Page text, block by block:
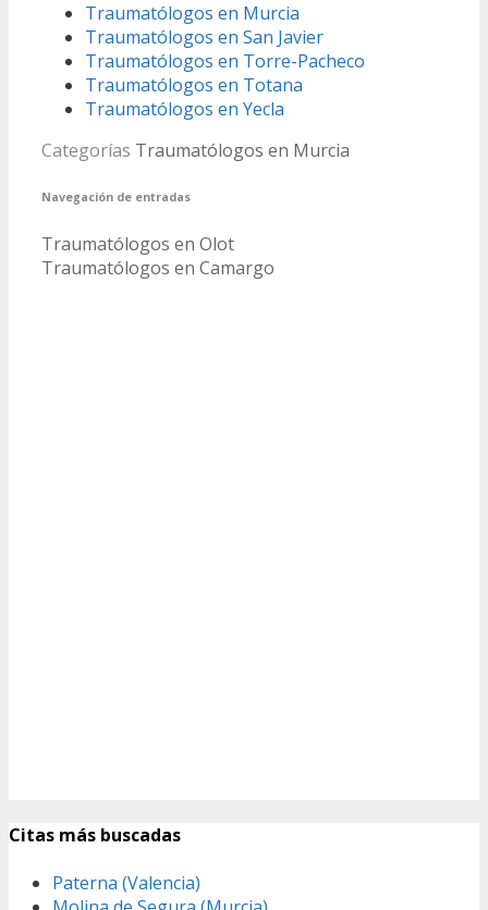
Traumatólogos en Murcia
Traumatólogos en San Javier
Traumatólogos en Torre-Pacheco
Traumatólogos en Totana
Traumatólogos en Yecla
Categorías Traumatólogos en Murcia
Navegación de entradas
Traumatólogos en Olot
Traumatólogos en Camargo
Citas más buscadas
Paterna (Valencia)